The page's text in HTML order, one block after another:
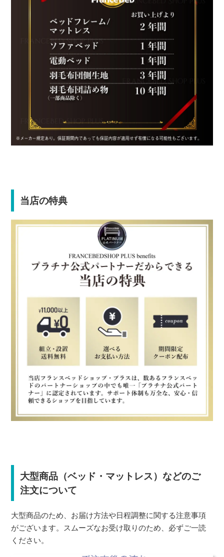
当店の特典
大型商品（ベッド・マットレス）などのご
注文について
大型商品のため、お届け方法や日程調整に関する注意事項
がございます。スムーズなお受け取りのため、必ずご一読
ください。